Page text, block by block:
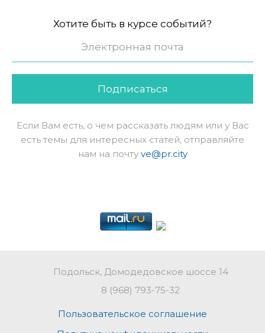
Хотите быть в курсе событий?
Подписаться
Если Вам есть, о чем рассказать людям или у Вас
есть темы для интересных статей, отправляйте
нам на почту ve@pr.city
Подольск, Домодедовское шоссе 14
8 (968) 793-75-32
Пользовательское соглашение